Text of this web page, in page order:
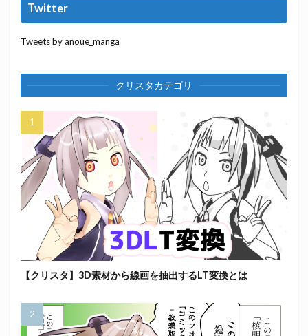
Twitter
Tweets by anoue_manga
クリスタカテゴリ
【クリスタ】3D素材から線画を抽出するLT変換とは